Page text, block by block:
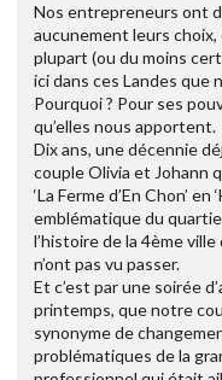
Nos entrepreneurs ont
aucunement leurs
plupart (ou du moins
ici dans ces Landes que
Pourquoi ? Pour ses
qu’elles nous apportent.
Dix ans, une décennie
couple Olivia et Johann
‘La Ferme d’En Chon’
emblématique du
l’histoire de la 4ème
n’ont pas vu passer.
Et c’est par une soirée
printemps, que notre
synonyme de
problématiques de la